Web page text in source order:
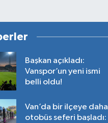
Başkan açıkladı:
Vanspor’un yeni ismi
belli oldu!
Van’da bir ilçeye daha
otobüs seferi başladı: